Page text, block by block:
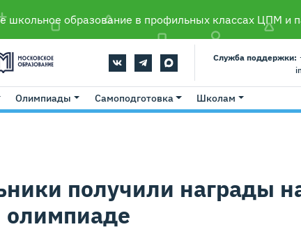
школьное образование в профильных классах ЦПМ и
Служба поддержки:
Олимпиады Самоподготовка Школам
получили награды
олимпиаде